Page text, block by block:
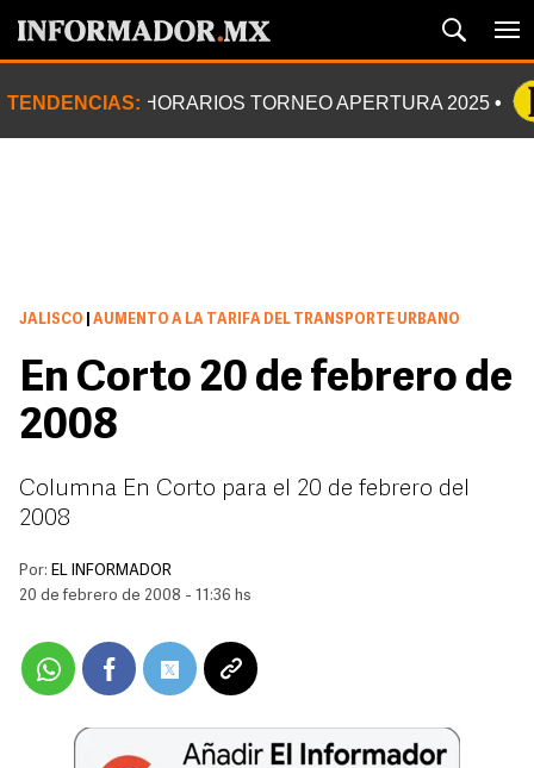
TENDENCIAS: HORARIOS TORNEO APERTURA 2025
JALISCO AUMENTO A LA TARIFA DEL TRANSPORTE URBANO
En Corto 20 de febrero de
2008
Columna En Corto para el 20 de febrero del
2008
Por: EL INFORMADOR
20 de febrero de 2008 - 11:36 hs